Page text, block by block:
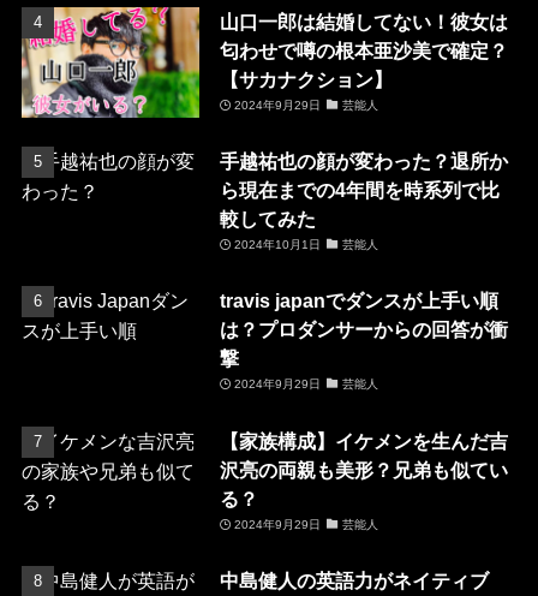
山口一郎は結婚してない！彼女は
匂わせで噂の根本亜沙美で確定？
【サカナクション】
2024年9月29日 芸能人
手越祐也の顔が変わった？退所か
ら現在までの4年間を時系列で比
較してみた
2024年10月1日 芸能人
travis japanでダンスが上手い順
は？プロダンサーからの回答が衝
撃
2024年9月29日 芸能人
【家族構成】イケメンを生んだ吉
沢亮の両親も美形？兄弟も似てい
る？
2024年9月29日 芸能人
中島健人の英語力がネイティブ